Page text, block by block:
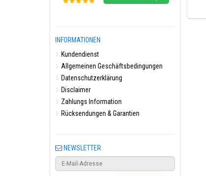
INFORMATIONEN
Kundendienst
Allgemeinen Geschäftsbedingungen
Datenschutzerklärung
Disclaimer
Zahlungs Information
Rücksendungen & Garantien
NEWSLETTER